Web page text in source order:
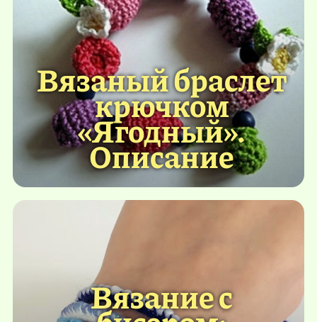
Вязаный браслет
крючком
«Ягодный».
Описание
Вязание с